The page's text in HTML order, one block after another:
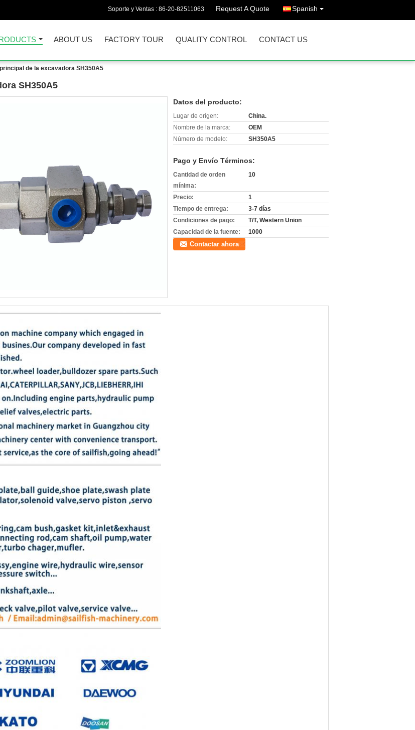
Soporte y Ventas : 86-20-82511063 Request A Quote Spanish
ABOUT US FACTORY TOUR QUALITY CONTROL CONTACT US
de la excavadora SH350A5
SH350A5
Datos del producto:
Lugar de origen:
China.
Nombre de la marca:
OEM
Número de modelo:
SH350A5
Pago y Envío Términos:
Cantidad de orden
mínima:
10
Precio:
1
Tiempo de entrega:
3-7 días
Condiciones de pago:
T/T, Western Union
Capacidad de la fuente:
1000
Contactar ahora